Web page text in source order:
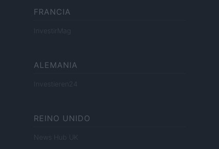
FRANCIA
InvestirMag
ALEMANIA
Investieren24
REINO UNIDO
News Hub UK